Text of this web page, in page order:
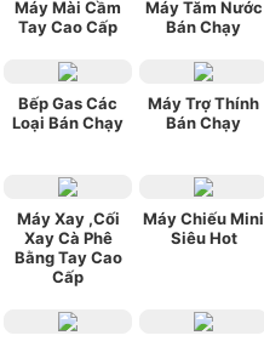
Máy Mài Cầm
Tay Cao Cấp
Máy Tăm Nước
Bán Chạy
Bếp Gas Các
Loại Bán Chạy
Máy Trợ Thính
Bán Chạy
Máy Xay ,Cối
Xay Cà Phê
Bằng Tay Cao
Cấp
Máy Chiếu Mini
Siêu Hot